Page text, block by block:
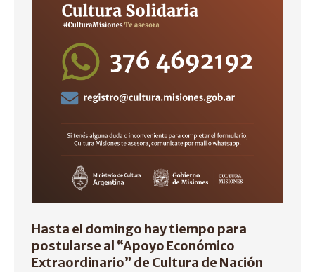
Hasta el domingo hay tiempo para
postularse al “Apoyo Económico
Extraordinario” de Cultura de Nación